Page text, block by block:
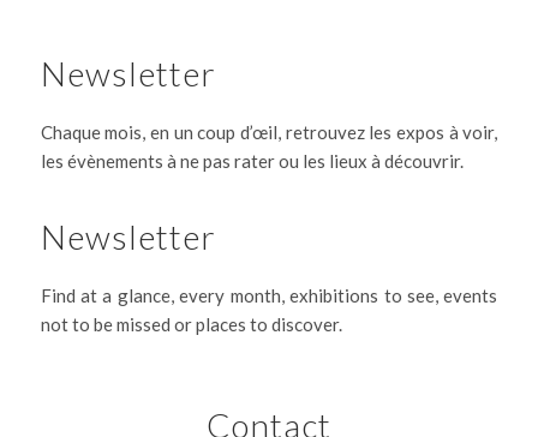
Newsletter
Chaque mois, en un coup d’œil, retrouvez les expos à voir,
les évènements à ne pas rater ou les lieux à découvrir.
Newsletter
Find at a glance, every month, exhibitions to see, events
not to be missed or places to discover.
Contact